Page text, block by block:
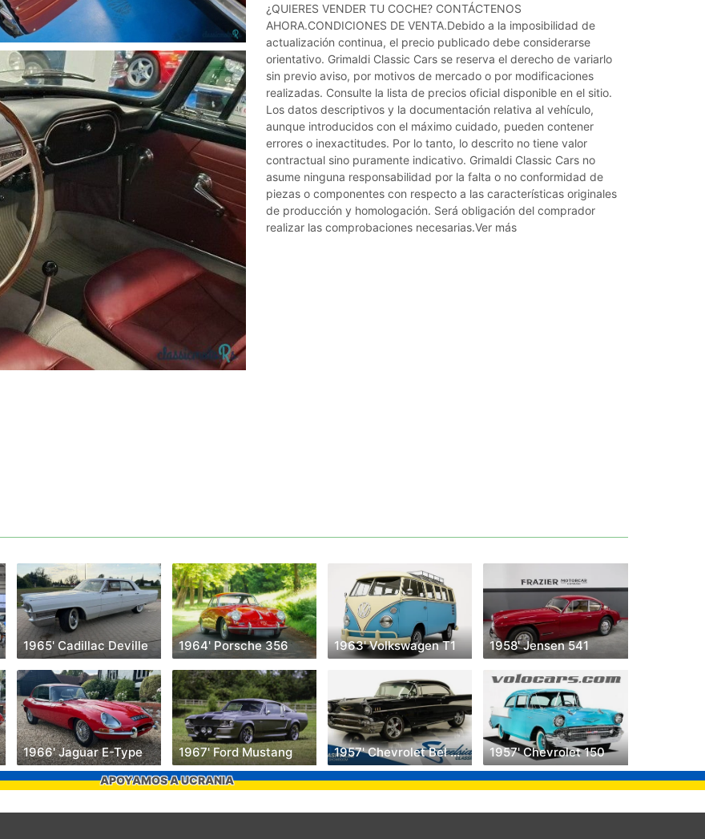
¿QUIERES VENDER TU COCHE? CONTÁCTENOS
AHORA.CONDICIONES DE VENTA.Debido a la imposibilidad de
actualización continua, el precio publicado debe considerarse
orientativo. Grimaldi Classic Cars se reserva el derecho de variarlo
sin previo aviso, por motivos de mercado o por modificaciones
realizadas. Consulte la lista de precios oficial disponible en el sitio.
Los datos descriptivos y la documentación relativa al vehículo,
aunque introducidos con el máximo cuidado, pueden contener
errores o inexactitudes. Por lo tanto, lo descrito no tiene valor
contractual sino puramente indicativo. Grimaldi Classic Cars no
asume ninguna responsabilidad por la falta o no conformidad de
piezas o componentes con respecto a las características originales
de producción y homologación. Será obligación del comprador
realizar las comprobaciones necesarias.Ver más
1965' Cadillac Deville 1964' Porsche 356 1963' Volkswagen T1 1958' Jensen 541
1966' Jaguar E-Type 1967' Ford Mustang 1957' Chevrolet Bel Air 1957' Chevrolet 150
APOYAMOS A UCRANIA